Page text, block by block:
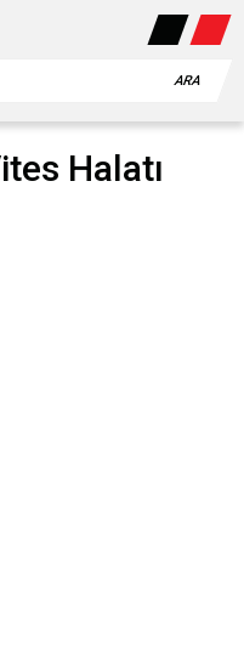
ARA
Halatı